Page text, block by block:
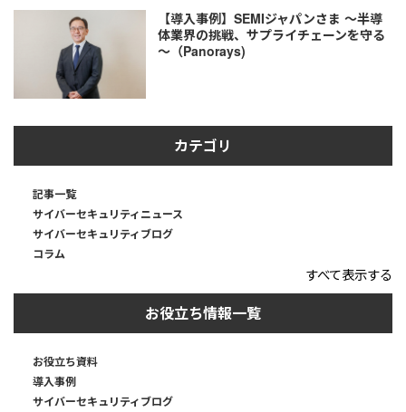
【導入事例】SEMIジャパンさま ～半導
体業界の挑戦、サプライチェーンを守る
～（Panorays)
カテゴリ
記事一覧
サイバーセキュリティニュース
サイバーセキュリティブログ
コラム
すべて表示する
お役立ち情報一覧
お役立ち資料
導入事例
サイバーセキュリティブログ